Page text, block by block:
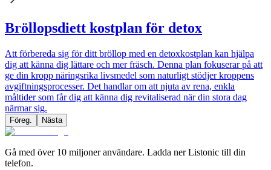
Bröllopsdiett kostplan för detox
Att förbereda sig för ditt bröllop med en detoxkostplan kan hjälpa
dig att känna dig lättare och mer fräsch. Denna plan fokuserar på att
ge din kropp näringsrika livsmedel som naturligt stödjer kroppens
avgiftningsprocesser. Det handlar om att njuta av rena, enkla
måltider som får dig att känna dig revitaliserad när din stora dag
närmar sig.
Föreg. Nästa
Gå med över 10 miljoner användare. Ladda ner Listonic till din
telefon.